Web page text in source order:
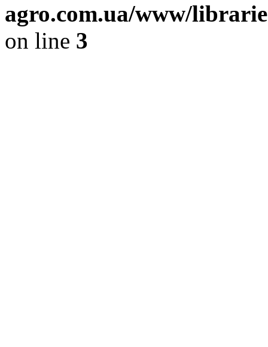
agro.com.ua/www/
on line 3